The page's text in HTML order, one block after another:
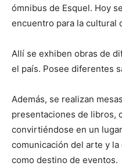
ómnibus de Esquel. Hoy
encuentro para la cultural
Allí se exhiben obras de
el país. Posee diferentes
Además, se realizan
presentaciones de libros,
convirtiéndose en un
comunicación del arte y
como destino de eventos.